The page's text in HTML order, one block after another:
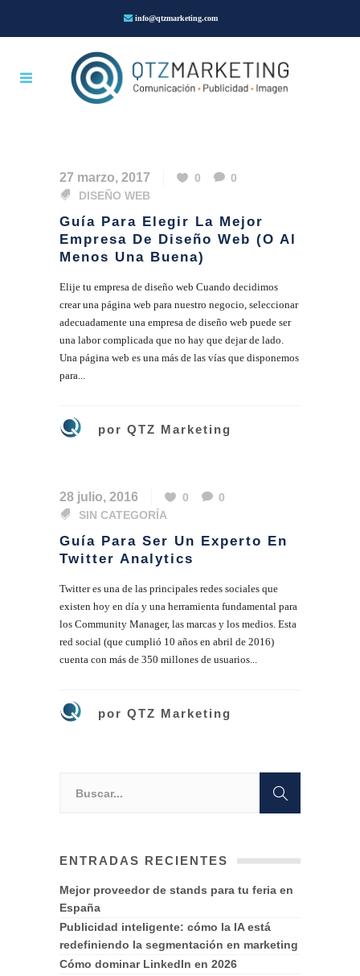
info@qtzmarketing.com
27 marzo, 2017 0
0
DISEÑO WEB
Guía Para Elegir La Mejor
Empresa De Diseño Web (o Al
Menos Una Buena)
Elije tu empresa de diseño web Cuando decidimos
crear una página web para nuestro negocio, seleccionar
adecuadamente una empresa de diseño web puede ser
una labor complicada que no hay que dejar de lado.
Una página web es una más de las vías que disponemos
para...
por QTZ Marketing
28 julio, 2016 0
0
SIN CATEGORÍA
Guía Para Ser Un Experto En
Twitter Analytics
Twitter es una de las principales redes sociales que
existen hoy en día y una herramienta fundamental para
los Community Manager, las marcas y los medios. Esta
red social (que cumplió 10 años en abril de 2016)
cuenta con más de 350 millones de usuarios...
por QTZ Marketing
ENTRADAS RECIENTES
Mejor proveedor de stands para tu feria en
España
Publicidad inteligente: cómo la IA está
redefiniendo la segmentación en marketing
Cómo dominar LinkedIn en 2026